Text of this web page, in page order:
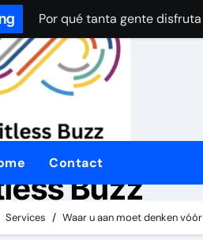
How Online Casinos
A Simple Beginner’s Guide
A Simple Beginner’s Guide
Por qué a tanta gente le
Practical Tips for
좋은 온라인 카지노 웹사이트
Por qué a tanta gente le
Buzz
Contact
Services Waar u aan moet denken